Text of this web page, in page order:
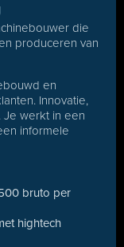
die
produceren van
en
Innovatie,
Je werkt in een
informele
bruto per
hightech